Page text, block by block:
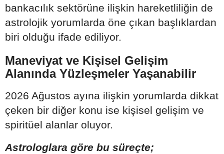
bankacılık sektörüne ilişkin hareketliliğin de
astrolojik yorumlarda öne çıkan başlıklardan
biri olduğu ifade ediliyor.
Maneviyat ve Kişisel Gelişim
Alanında Yüzleşmeler Yaşanabilir
2026 Ağustos ayına ilişkin yorumlarda dikkat
çeken bir diğer konu ise kişisel gelişim ve
spiritüel alanlar oluyor.
Astrologlara göre bu süreçte;